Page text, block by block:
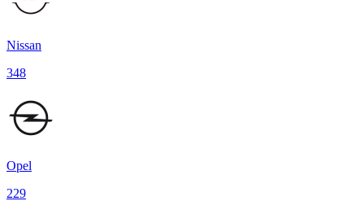
Nissan
348
Opel
229